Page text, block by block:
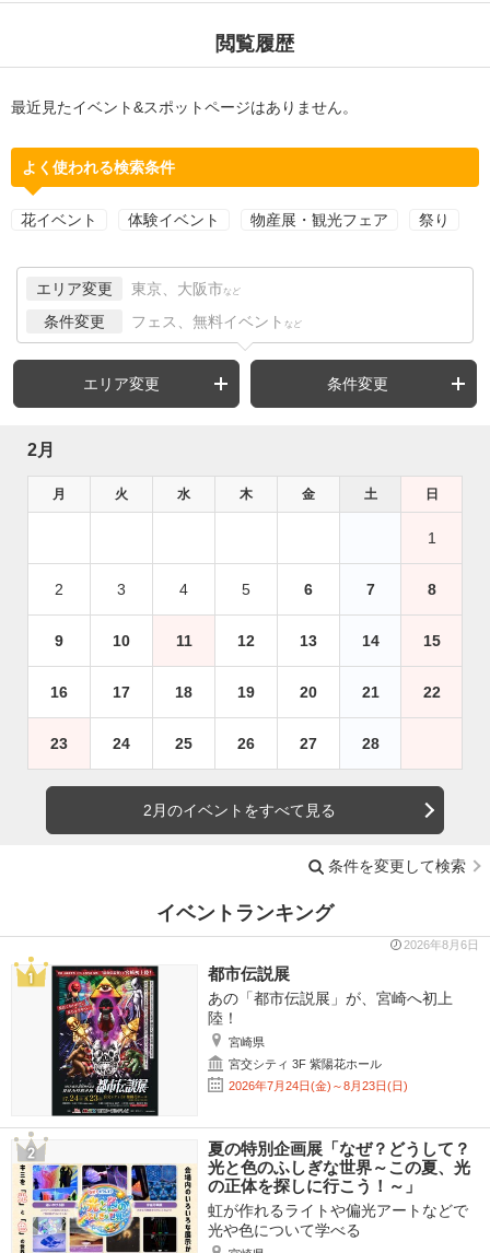
閲覧履歴
最近見たイベント&スポットページはありません。
よく使われる検索条件
花イベント 体験イベント 物産展・観光フェア 祭り
エリア変更 東京、大阪市 など
条件変更 フェス、無料イベント など
エリア変更 条件変更
2月
月 火 水 木 金 土 日
1
2 3 4 5 6 7 8
9 10 11 12 13 14 15
16 17 18 19 20 21 22
23 24 25 26 27 28
2月のイベントをすべて見る
条件を変更して検索
イベントランキング
2026年8月6日
都市伝説展
あの「都市伝説展」が、宮崎へ初上
陸！
宮崎県
宮交シティ 3F 紫陽花ホール
2026年7月24日(金)～8月23日(日)
夏の特別企画展「なぜ？どうして？
光と色のふしぎな世界～この夏、光
の正体を探しに行こう！～」
虹が作れるライトや偏光アートなどで
光や色について学べる